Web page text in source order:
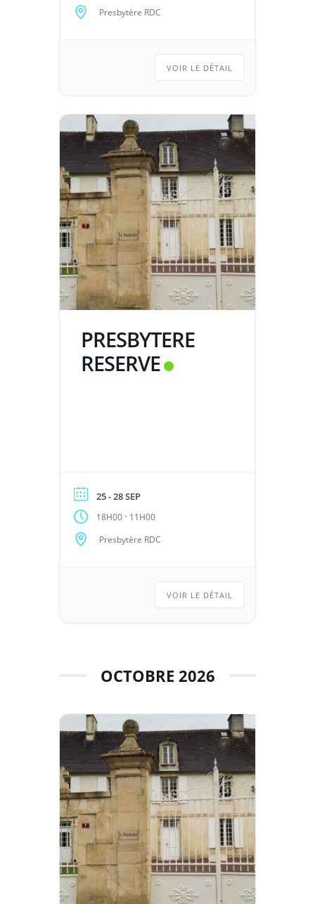
Presbytère RDC
VOIR LE DÉTAIL
PRESBYTERE
RESERVE
25 - 28 SEP
18H00- 11H00
Presbytère RDC
VOIR LE DÉTAIL
OCTOBRE 2026